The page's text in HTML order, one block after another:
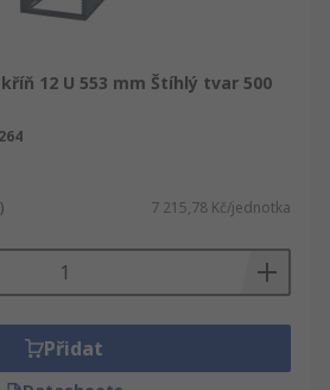
12 U 553 mm Štíhlý tvar 500
7 215,78 Kč/jednotka
Přidat